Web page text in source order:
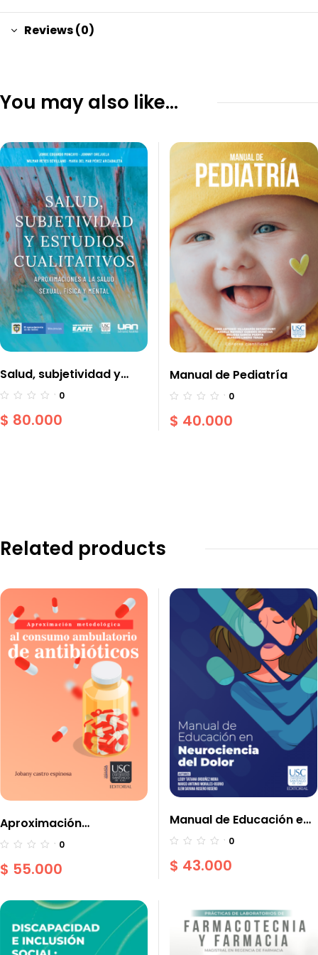
Reviews (0)
You may also like…
Salud, subjetividad y
estudios cualitativos.
salud sexual, física y
0
$ 80.000
Manual de Pediatría
0
$ 40.000
Related products
Aproximación
metodológica al
de Antibióticos
0
$ 55.000
Manual de Educación en
Neurociencia del Dolor
0
$ 43.000